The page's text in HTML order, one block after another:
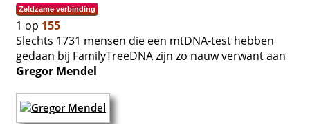
Zeldzame verbinding
1 op 155
Slechts 1731 mensen die een mtDNA-test hebben
gedaan bij FamilyTreeDNA zijn zo nauw verwant aan
Gregor Mendel